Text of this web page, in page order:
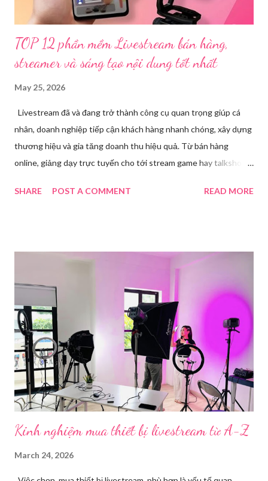
TOP 12 phần mềm Livestream bán hàng,
streamer và sáng tạo nội dung tốt nhất
May 25, 2026
Livestream đã và đang trở thành công cụ quan trọng giúp cá
nhân, doanh nghiệp tiếp cận khách hàng nhanh chóng, xây dựng
thương hiệu và gia tăng doanh thu hiệu quả. Từ bán hàng
online, giảng dạy trực tuyến cho tới stream game hay talkshow,
Trong bài viết dưới đây, chúng tôi sẽ giới thiệu chi tiết 12 công
mạng xã hội hoặc website theo thời gian thực. Để thực hiện
chuyên biệt giúp xử lý hình ảnh, âm thanh, hiệu ứng và kết nối ổn
định. Những công cụ hỗ trợ livestream chuyên biệt Hiện nay,
phần mềm Livestream không chỉ phục vụ streamer hay game thủ
mà còn là trợ thủ đắc lực cho nhà bán hàng online, giáo viên,
doanh nghiệp, nhà sáng tạo nội dung. Việc lựa chọn đúng phần
mềm sẽ giúp bu...
SHARE POST A COMMENT READ MORE
Kinh nghiệm mua thiết bị livestream​ từ A-Z
March 24, 2026